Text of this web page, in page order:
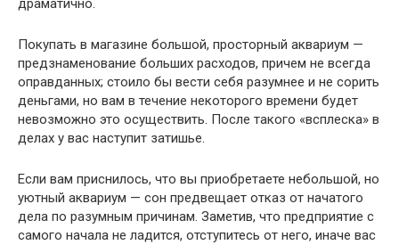
драматично.
Покупать в магазине большой, просторный аквариум —
предзнаменование больших расходов, причем не всегда
оправданных; стоило бы вести себя разумнее и не сорить
деньгами, но вам в течение некоторого времени будет
невозможно это осуществить. После такого «всплеска» в
делах у вас наступит затишье.
Если вам приснилось, что вы приобретаете небольшой, но
уютный аквариум — сон предвещает отказ от начатого
дела по разумным причинам. Заметив, что предприятие с
самого начала не ладится, отступитесь от него, иначе вас